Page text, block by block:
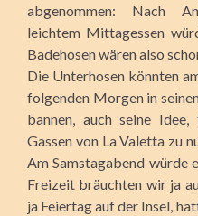
abgenommen: Nach
leichtem Mittagessen
Badehosen wären also
Die Unterhosen könnten
folgenden Morgen in
bannen, auch seine
Gassen von La Valetta zu
Am Samstagabend würde
Freizeit bräuchten wir ja
ja Feiertag auf der Insel,